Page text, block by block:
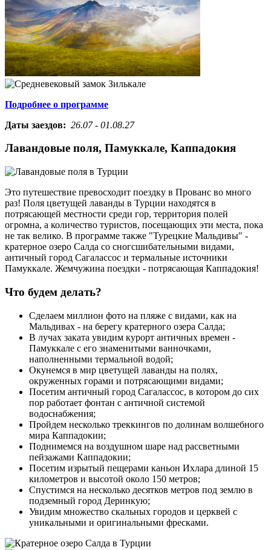
Подробнее о программе
Даты заездов: 26.07 - 01.08.27
Лавандовые поля, Памуккале, Каппадокия
Это путешествие превосходит поездку в Прованс во много
раз! Поля цветущей лаванды в Турции находятся в
потрясающей местности среди гор, территория полей
огромна, а количество туристов, посещающих эти места, пока
не так велико. В программе также "Турецкие Мальдивы" -
кратерное озеро Салда со сногсшибательными видами,
античный город Сагалассос и термальные источники
Памуккале. Жемчужина поездки - потрясающая Каппадокия!
Что будем делать?
Сделаем миллион фото на пляже с видами, как на
Мальдивах - на берегу кратерного озера Салда;
В лучах заката увидим курорт античных времен -
Памуккале с его знаменитыми ванночками,
наполненными термальной водой;
Окунемся в мир цветущей лаванды на полях,
окруженных горами и потрясающими видами;
Посетим античный город Сагалассос, в котором до сих
пор работает фонтан с античной системой
водоснабжения;
Пройдем несколько треккингов по долинам волшебного
мира Каппадокии;
Поднимемся на воздушном шаре над рассветными
пейзажами Каппадокии;
Посетим изрытый пещерами каньон Ихлара длиной 15
километров и высотой около 150 метров;
Спустимся на несколько десятков метров под землю в
подземный город Деринкую;
Увидим множество скальных городов и церквей с
уникальными и оригинальными фресками.